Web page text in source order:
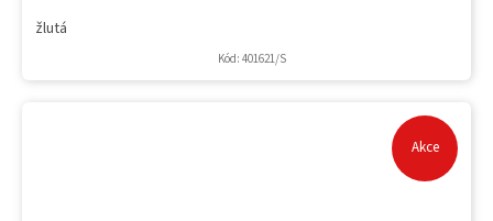
žlutá
Kód: 401621/S
Akce